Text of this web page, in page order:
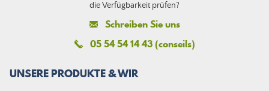
die Verfügbarkeit prüfen?
Schreiben Sie uns
05 54 54 14 43 (conseils)
UNSERE PRODUKTE & WIR